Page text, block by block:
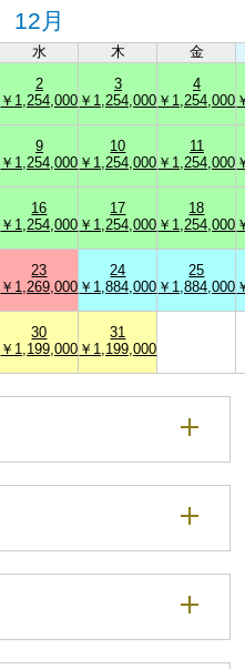
12月
水 木 金
2
￥1,254,000
3
￥1,254,000
4
￥1,254,000
9
￥1,254,000
10
￥1,254,000
11
￥1,254,000
16
￥1,254,000
17
￥1,254,000
18
￥1,254,000
23
￥1,269,000
24
￥1,884,000
25
￥1,884,000
30
￥1,199,000
31
￥1,199,000